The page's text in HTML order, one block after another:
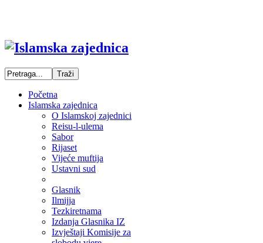
Početna
Islamska zajednica
O Islamskoj zajednici
Reisu-l-ulema
Sabor
Rijaset
Vijeće muftija
Ustavni sud
Glasnik
Ilmijja
Tezkiretnama
Izdanja Glasnika IZ
Izvještaji Komisije za